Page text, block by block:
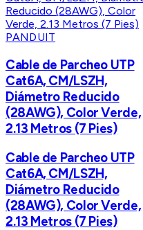
PANDUIT
Cable de Parcheo UTP
Cat6A, CM/LSZH,
Diámetro Reducido
(28AWG), Color Verde,
2.13 Metros (7 Pies)
Cable de Parcheo UTP
Cat6A, CM/LSZH,
Diámetro Reducido
(28AWG), Color Verde,
2.13 Metros (7 Pies)